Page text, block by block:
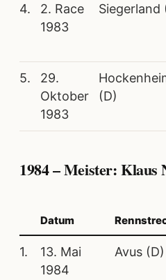
4.
2. Race
1983
Siegerland
5.
29.
Oktober
1983
(D)
1984 – Meister: Klaus
Datum
1.
13. Mai
1984
Avus (D)